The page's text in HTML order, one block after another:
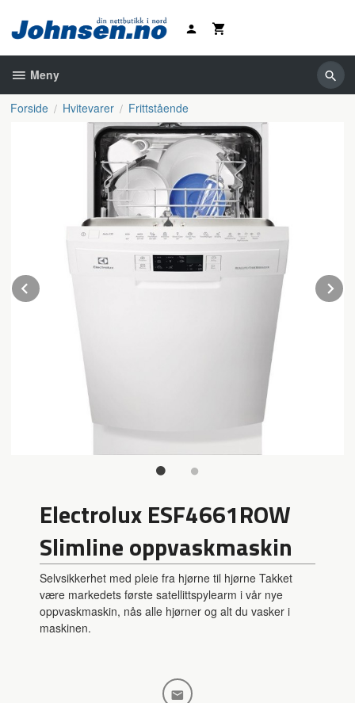
innholdet
Meny
Forside Hvitevarer Frittstående
Prev
Electrolux ESF4661ROW
Slimline oppvaskmaskin
Selvsikkerhet med pleie fra hjørne til hjørne Takket
være markedets første satellittspylearm i vår nye
oppvaskmaskin, nås alle hjørner og alt du vasker i
maskinen.